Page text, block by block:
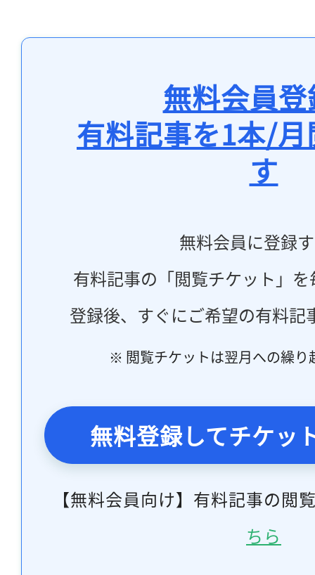
無料会員
有料記事を1本/
す
無料会員に登録
有料記事の「閲覧チケット」
登録後、すぐにご希望の有料記
※ 閲覧チケットは翌月への繰り
無料登録してチケッ
【無料会員向け】有料記事の閲
ちら